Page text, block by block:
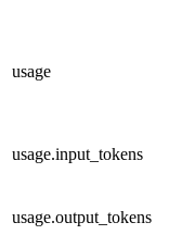
usage
usage.input_tokens
usage.output_tokens